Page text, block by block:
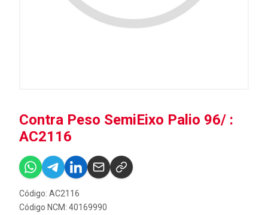
Contra Peso SemiEixo Palio 96/ :
AC2116
Código: AC2116
Código NCM: 40169990